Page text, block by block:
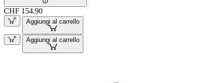
CHF 154.90
Aggiungi al carrello
Aggiungi al carrello